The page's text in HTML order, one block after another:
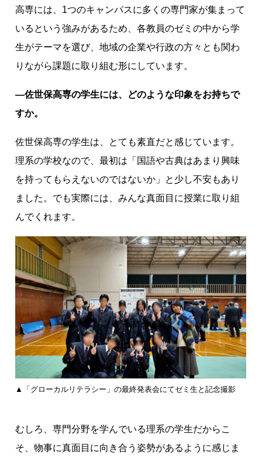
高専には、1つのキャンパスに多くの専門家が集まって
いるという強みがあるため、各教員のゼミの中から学
生がテーマを選び、地域の企業や行政の方々とも関わ
りながら課題に取り組む形にしています。
―佐世保高専の学生には、どのような印象をお持ちで
すか。
佐世保高専の学生は、とても素直だと感じています。
理系の学校なので、最初は「国語や古典はあまり興味
を持ってもらえないのではないか」と少し不安もあり
ました。でも実際には、みんな真面目に授業に取り組
んでくれます。
▲「グローカルリテラシー」の最終発表会にてゼミ生と記念撮影
むしろ、専門分野を学んでいる理系の学生だからこ
そ、物事に真面目に向き合う姿勢があるように感じま